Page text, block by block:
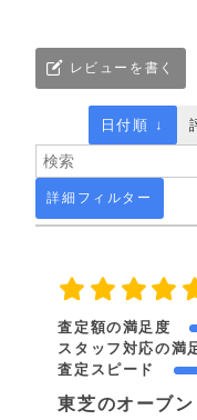
レビューを書く
詳細フィルター
日付順 ↓
査定額の満足度
スタッフ対応の満
査定スピード
東芝のオーブ